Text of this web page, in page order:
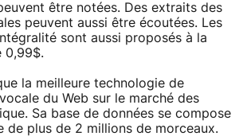
être notées. Des extraits des
peuvent aussi être écoutées. Les
sont aussi proposés à la
0,99$.
la meilleure technologie de
du Web sur le marché des
Sa base de données se compose
de plus de 2 millions de morceaux.